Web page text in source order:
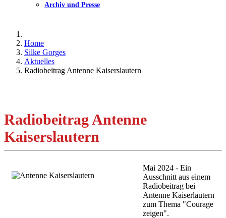
Archiv und Presse
Home
Silke Gorges
Aktuelles
Radiobeitrag Antenne Kaiserslautern
Radiobeitrag Antenne
Kaiserslautern
Mai 2024 - Ein
Ausschnitt aus einem
Radiobeitrag bei
Antenne Kaiserlautern
zum Thema "Courage
zeigen".